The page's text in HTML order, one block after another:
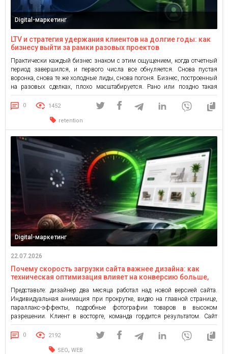
Digital-маркетинг
LTV и стратегия удержания клиентов на долгие годы: как
бизнесу выйти за рамки разовых проектов
Практически каждый бизнес знаком с этим ощущением, когда отчетный
период завершился, и первого числа все обнуляется. Снова пустая
воронка, снова те же холодные лиды, снова погоня. Бизнес, построенный
на разовых сделках, плохо масштабируется. Рано или поздно такая
модель выжигает и команду, и основателей. При этом не имеет значения
сфера деятельности, будь то продажа софта, ритейл […]
0 1452
retention
Digital-маркетинг
22.07.2026
Почему скорость загрузки сайта важнее дизайна: как
техническая оптимизация влияет на конверсию больше,
Представьте: дизайнер два месяца работал над новой версией сайта.
Индивидуальная анимация при прокрутке, видео на главной странице,
параллакс-эффекты, подробные фотографии товаров в высоком
разрешении. Клиент в восторге, команда гордится результатом. Сайт
запускают — и конверсия падает на 20%. Проблема не в дизайне как
таковом. Проблема в том, что страница теперь загружается 6 секунд
вместо 2. […]
0 2192
SEO, WEB